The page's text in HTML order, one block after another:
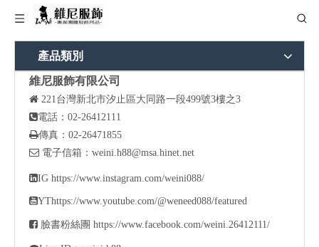
產品類別
維尼服飾有限公司
 221台灣新北市汐止區大同路一段499號3樓之3
電話：02-26412111
傳真：02-26471855
 電子信箱： weini.h88@msa.hinet.net
IG https://www.instagram.com/weini088/
YThttps://www.youtube.com/@weneed088/featured
 臉書粉絲團 https://www.facebook.com/weini.26412111/